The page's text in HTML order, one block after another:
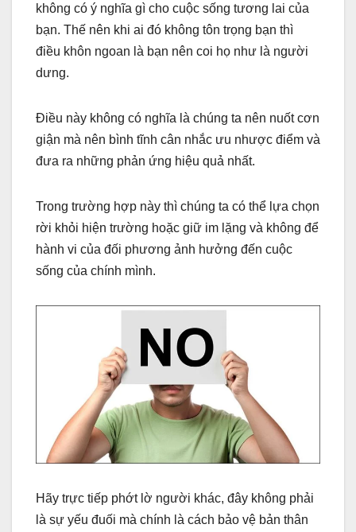
không có ý nghĩa gì cho cuộc sống tương lai của
bạn. Thế nên khi ai đó không tôn trọng bạn thì
điều khôn ngoan là bạn nên coi họ như là người
dưng.
Điều này không có nghĩa là chúng ta nên nuốt cơn
giận mà nên bình tĩnh cân nhắc ưu nhược điểm và
đưa ra những phản ứng hiệu quả nhất.
Trong trường hợp này thì chúng ta có thể lựa chọn
rời khỏi hiện trường hoặc giữ im lặng và không để
hành vi của đối phương ảnh hưởng đến cuộc
sống của chính mình.
Hãy trực tiếp phớt lờ người khác, đây không phải
là sự yếu đuối mà chính là cách bảo vệ bản thân